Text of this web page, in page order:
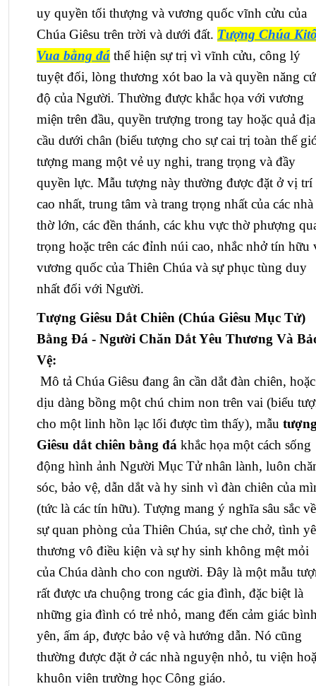
uy quyền tối thượng và vương quốc vĩnh cửu của
Chúa Giêsu trên trời và dưới đất. Tượng Chúa
Vua bằng đá thể hiện sự trị vì vĩnh cửu, công lý
tuyệt đối, lòng thương xót bao la và quyền năng
độ của Người. Thường được khắc họa với vương
miện trên đầu, quyền trượng trong tay hoặc quả địa
cầu dưới chân (biểu tượng cho sự cai trị toàn thế
tượng mang một vẻ uy nghi, trang trọng và đầy
quyền lực. Mẫu tượng này thường được đặt ở vị trí
cao nhất, trung tâm và trang trọng nhất của các nhà
thờ lớn, các đền thánh, các khu vực thờ phượng
trọng hoặc trên các đỉnh núi cao, nhắc nhở tín hữu
vương quốc của Thiên Chúa và sự phục tùng duy
nhất đối với Người.
Tượng Giêsu Dắt Chiên (Chúa Giêsu Mục Tử)
Bằng Đá - Người Chăn Dắt Yêu Thương Và
Vệ:
Mô tả Chúa Giêsu đang ân cần dắt đàn chiên, hoặc
dịu dàng bồng một chú chim non trên vai (biểu
cho một linh hồn lạc lối được tìm thấy), mẫu
Giêsu dắt chiên bằng đá khắc họa một cách sống
động hình ảnh Người Mục Tử nhân lành, luôn
sóc, bảo vệ, dẫn dắt và hy sinh vì đàn chiên của
(tức là các tín hữu). Tượng mang ý nghĩa sâu sắc về
sự quan phòng của Thiên Chúa, sự che chở, tình
thương vô điều kiện và sự hy sinh không mệt mỏi
của Chúa dành cho con người. Đây là một mẫu
rất được ưa chuộng trong các gia đình, đặc biệt là
những gia đình có trẻ nhỏ, mang đến cảm giác
yên, ấm áp, được bảo vệ và hướng dẫn. Nó cũng
thường được đặt ở các nhà nguyện nhỏ, tu viện
khuôn viên trường học Công giáo.